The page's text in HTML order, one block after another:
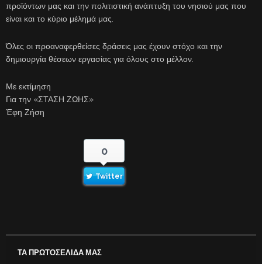
προϊόντων μας και την πολιτιστική ανάπτυξη του νησιού μας που
είναι και το κύριο μέλημά μας.
Όλες οι προαναφερθείσες δράσεις μας έχουν στόχο και την
δημιουργία θέσεων εργασίας για όλους στο μέλλον.
Με εκτίμηση
Για την «ΣΤΑΣΗ ΖΩΗΣ»
Έφη Ζήση
0
Twitter
ΤΑ ΠΡΩΤΟΣΕΛΙΔΑ ΜΑΣ